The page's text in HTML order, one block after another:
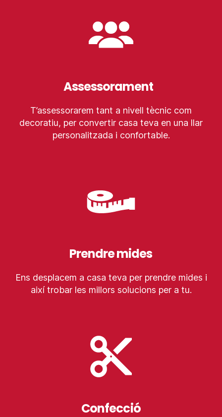
Assessorament
T’assessorarem tant a nivell tècnic com
decoratiu, per convertir casa teva en una llar
personalitzada i confortable.
Prendre mides
Ens desplacem a casa teva per prendre mides i
així trobar les millors solucions per a tu.
Confecció